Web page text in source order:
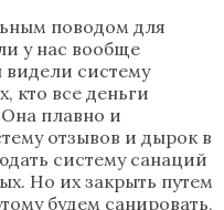
поводом для
у нас вообще
видели систему
кто все деньги
плавно и
отзывов и дырок в
систему санаций
Но их закрыть путем
будем санировать,